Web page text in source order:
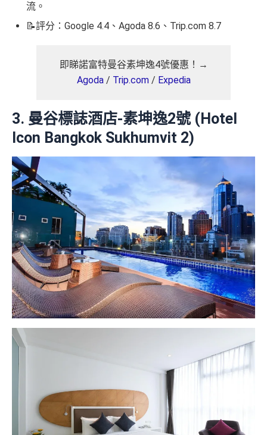
流。
📝評分：Google 4.4、Agoda 8.6、Trip.com 8.7
即睇諾富特曼谷素坤逸4號優惠！→
Agoda/ Trip.com/ Expedia
3. 曼谷標誌酒店-素坤逸2號 (Hotel
Icon Bangkok Sukhumvit 2)